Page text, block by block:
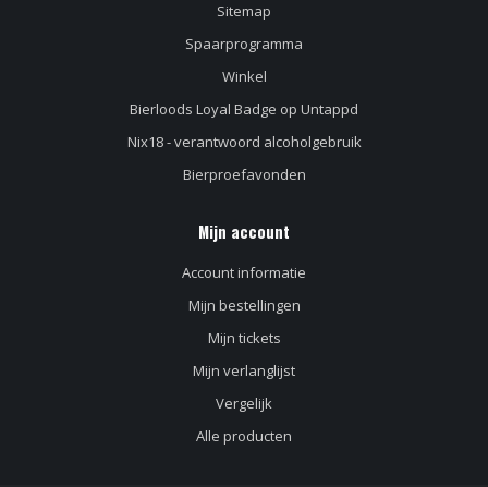
Sitemap
Spaarprogramma
Winkel
Bierloods Loyal Badge op Untappd
Nix18 - verantwoord alcoholgebruik
Bierproefavonden
Mijn account
Account informatie
Mijn bestellingen
Mijn tickets
Mijn verlanglijst
Vergelijk
Alle producten